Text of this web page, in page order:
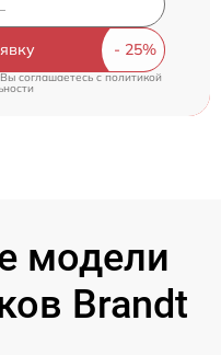
соглашаетесь c политикой
модели
Brandt